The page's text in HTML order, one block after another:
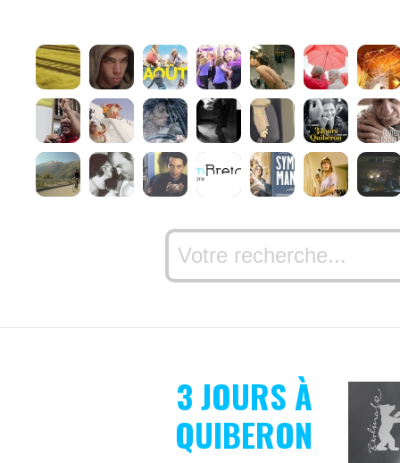
3 JOURS À
QUIBERON